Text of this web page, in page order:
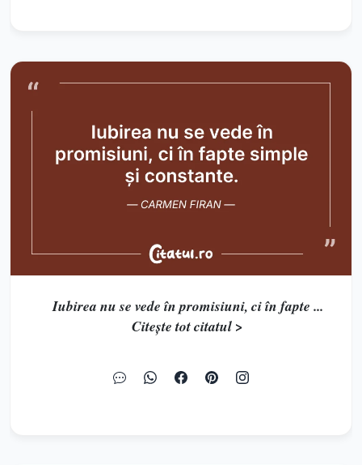
Iubirea nu se vede în promisiuni, ci în fapte ...
Citește tot citatul >